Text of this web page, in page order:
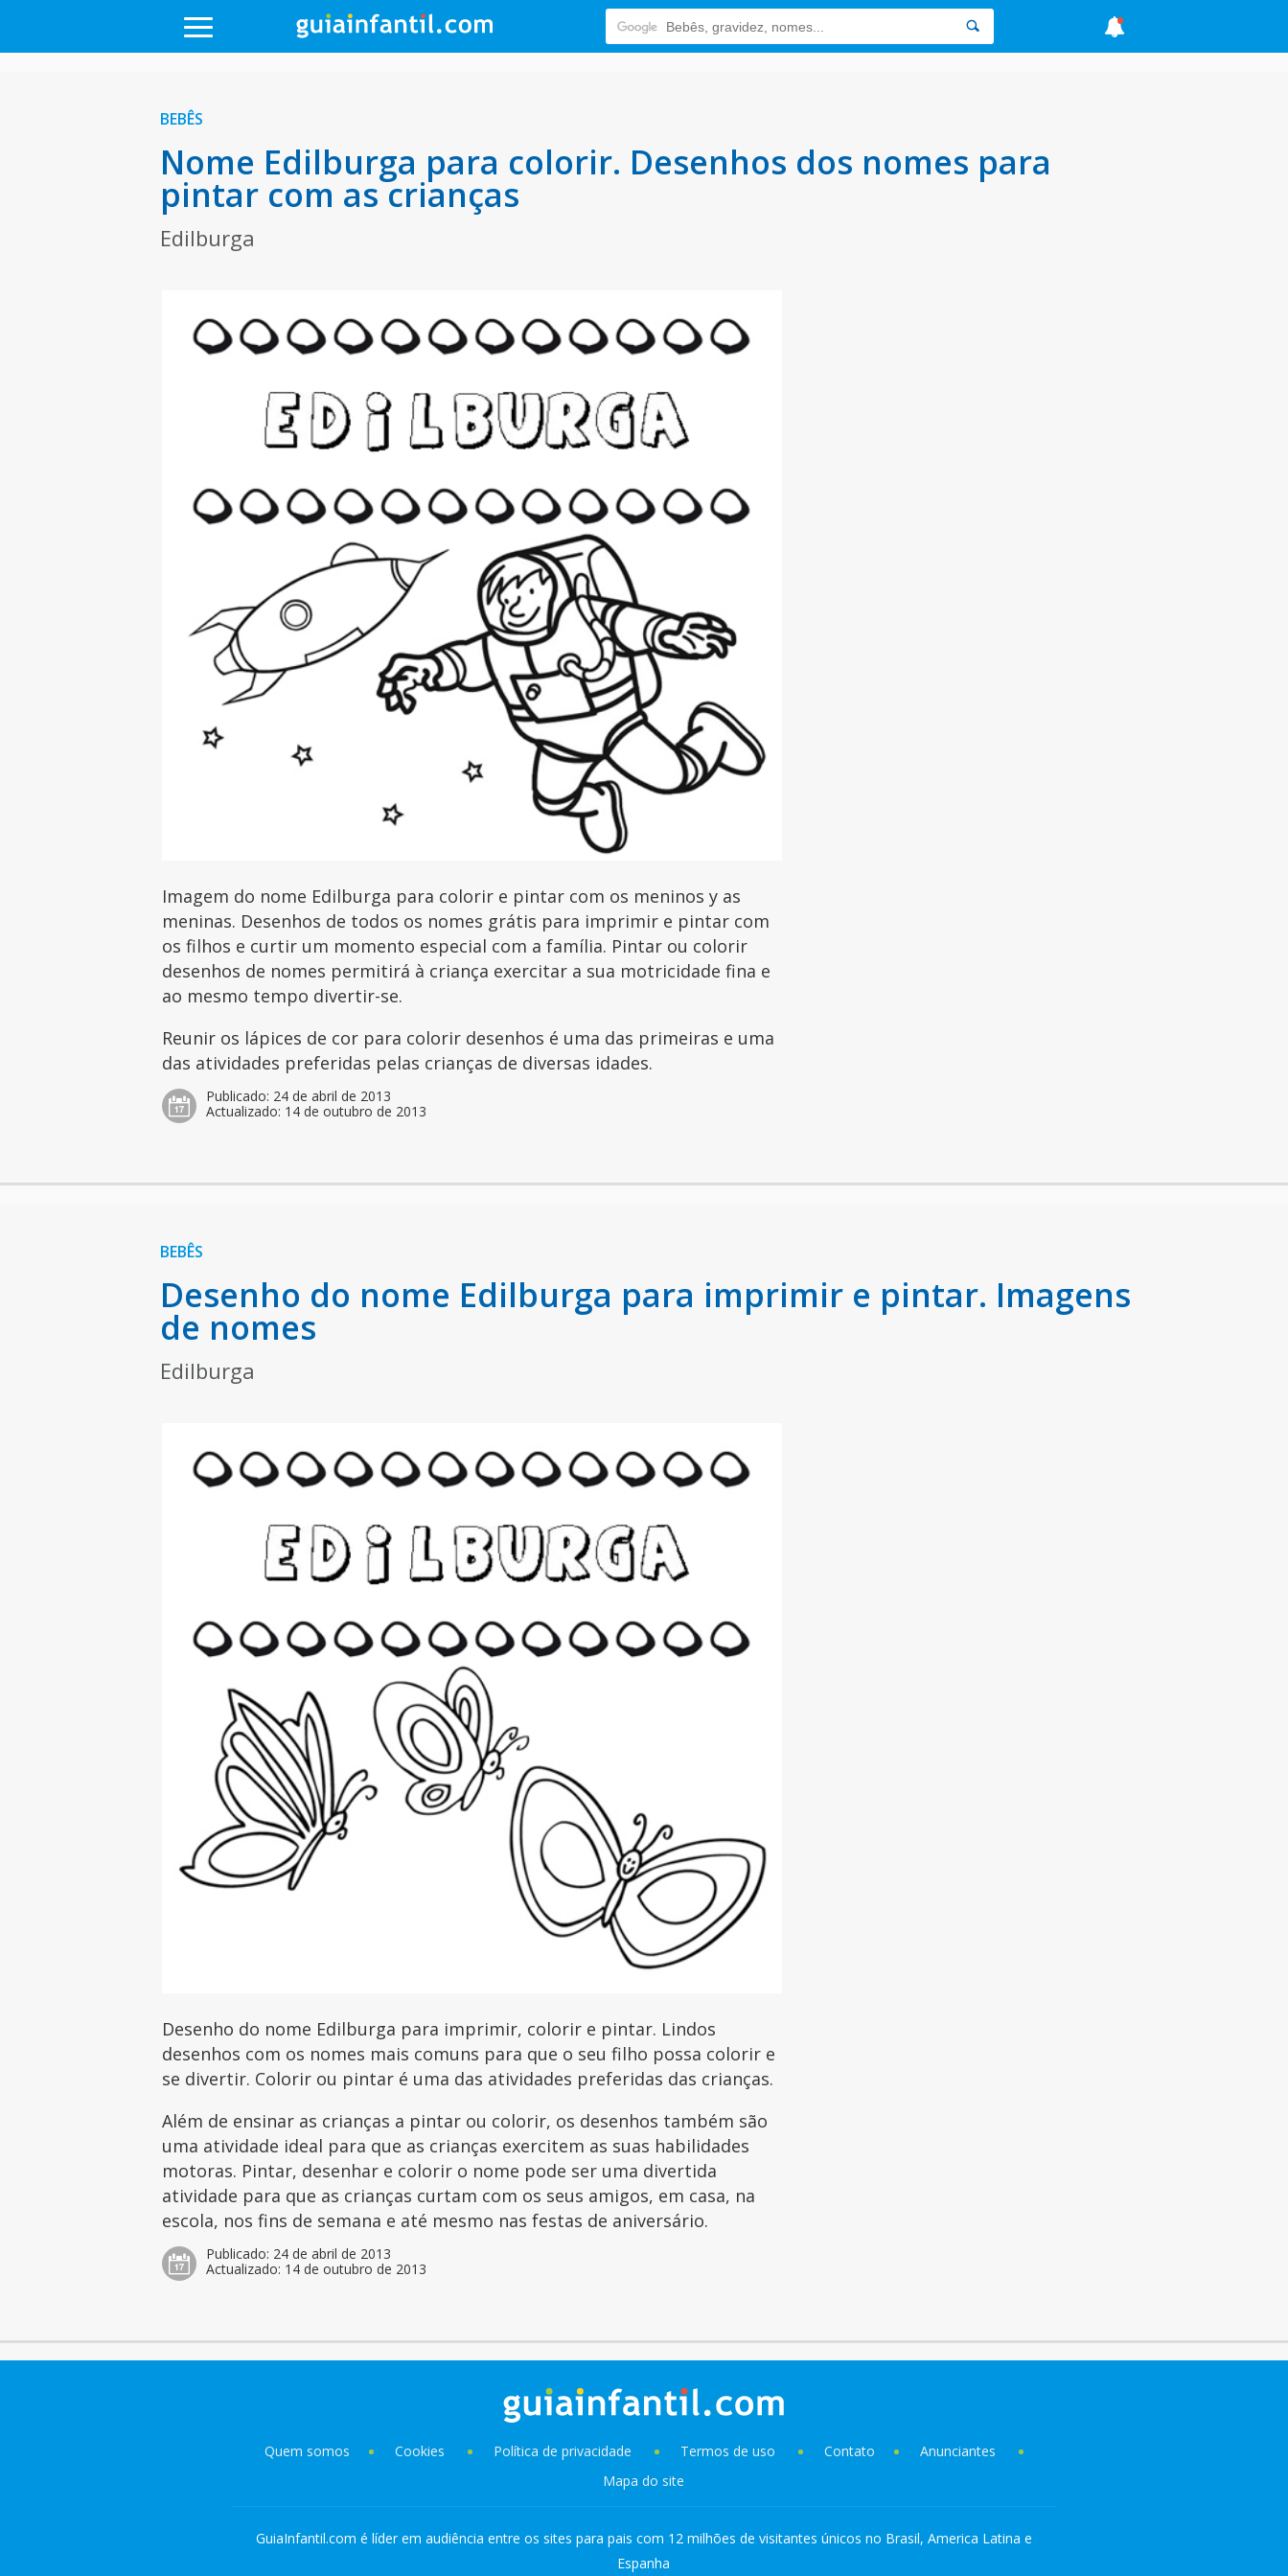
BEBÊS
Nome Edilburga para colorir. Desenhos dos nomes para
pintar com as crianças
Edilburga
Imagem do nome Edilburga para colorir e pintar com os meninos y as
meninas. Desenhos de todos os nomes grátis para imprimir e pintar com
os filhos e curtir um momento especial com a família. Pintar ou colorir
desenhos de nomes permitirá à criança exercitar a sua motricidade fina e
ao mesmo tempo divertir-se.
Reunir os lápices de cor para colorir desenhos é uma das primeiras e uma
das atividades preferidas pelas crianças de diversas idades.
Publicado: 24 de abril de 2013
Actualizado: 14 de outubro de 2013
BEBÊS
Desenho do nome Edilburga para imprimir e pintar. Imagens
de nomes
Edilburga
Desenho do nome Edilburga para imprimir, colorir e pintar. Lindos
desenhos com os nomes mais comuns para que o seu filho possa colorir e
se divertir. Colorir ou pintar é uma das atividades preferidas das crianças.
Além de ensinar as crianças a pintar ou colorir, os desenhos também são
uma atividade ideal para que as crianças exercitem as suas habilidades
motoras. Pintar, desenhar e colorir o nome pode ser uma divertida
atividade para que as crianças curtam com os seus amigos, em casa, na
escola, nos fins de semana e até mesmo nas festas de aniversário.
Publicado: 24 de abril de 2013
Actualizado: 14 de outubro de 2013
Quem somos Cookies Política de privacidade Termos de uso Contato
Anunciantes
Mapa do site
GuiaInfantil.com é líder em audiência entre os sites para pais com 12 milhões de visitantes únicos no Brasil, America Latina e
Espanha